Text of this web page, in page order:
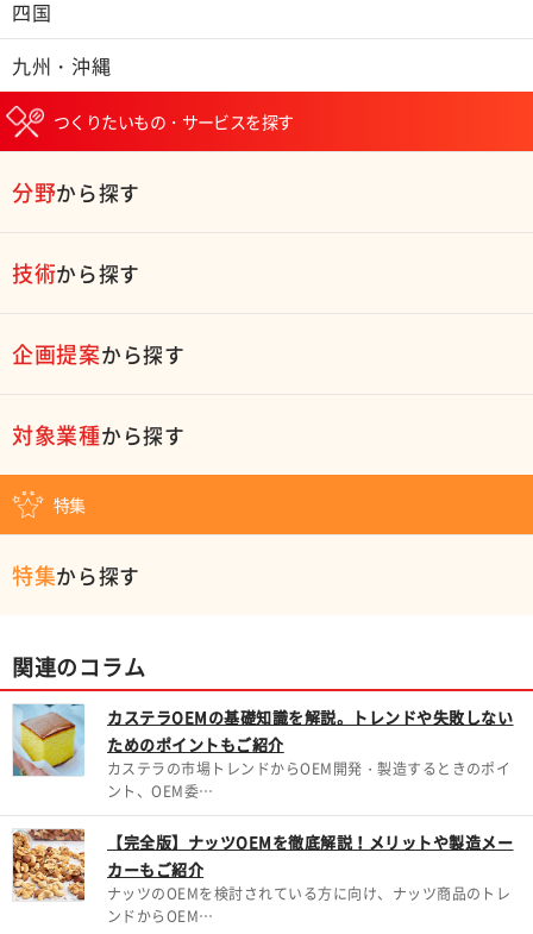
四国
九州・沖縄
つくりたいもの・サービスを探す
分野から探す
技術から探す
企画提案から探す
対象業種から探す
特集
特集から探す
関連のコラム
カステラOEMの基礎知識を解説。トレンドや失敗しない
ためのポイントもご紹介
カステラの市場トレンドからOEM開発・製造するときのポイ
ント、OEM委…
【完全版】ナッツOEMを徹底解説！メリットや製造メー
カーもご紹介
ナッツのOEMを検討されている方に向け、ナッツ商品のトレ
ンドからOEM…